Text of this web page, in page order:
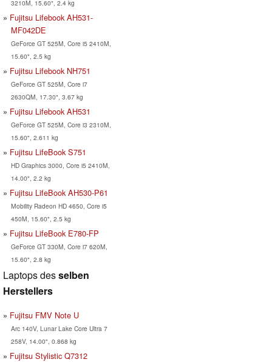
3210M, 15.60", 2.4 kg
Fujitsu Lifebook AH531-
MF042DE
GeForce GT 525M, Core i5 2410M,
15.60", 2.5 kg
Fujitsu Lifebook NH751
GeForce GT 525M, Core i7
2630QM, 17.30", 3.67 kg
Fujitsu Lifebook AH531
GeForce GT 525M, Core i3 2310M,
15.60", 2.611 kg
Fujitsu LifeBook S751
HD Graphics 3000, Core i5 2410M,
14.00", 2.2 kg
Fujitsu LifeBook AH530-P61
Mobility Radeon HD 4650, Core i5
450M, 15.60", 2.5 kg
Fujitsu LifeBook E780-FP
GeForce GT 330M, Core i7 620M,
15.60", 2.8 kg
Laptops desselben
Herstellers
Fujitsu FMV Note U
Arc 140V, Lunar Lake Core Ultra 7
258V, 14.00", 0.868 kg
Fujitsu Stylistic Q7312